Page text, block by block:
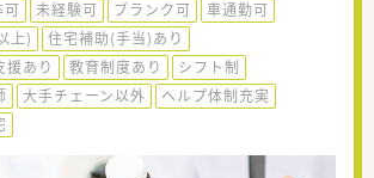
可 未経験可 ブランク可
車通勤可
上)
住宅補助(手当)あり
援あり
教育制度あり
シフト制
大手チェーン以外
ヘルプ体制充実